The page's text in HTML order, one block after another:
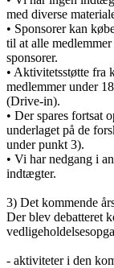
med diverse
• Sponsorer kan
til at alle
sponsorer.
• Aktivitetsstøtte fra
medlemmer under
(Drive-in).
• Der spares fortsat
underlaget på de
under punkt 3).
• Vi har nedgang i
indtægter.
3) Det kommende
Der blev debatteret
- aktiviteter i den